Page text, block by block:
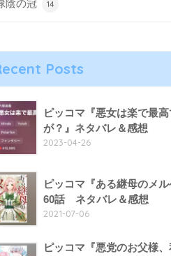
陰の冠 14
Posts
ピッコマ『悪女は楽で最
が？』ネタバレ＆感想
2023-04-26
ピッコマ『ある継母のメ
60話 ネタバレ＆感想
2021-07-06
ピッコマ『悪党のお父様